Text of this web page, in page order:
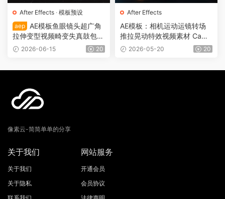
After Effects · 模板预设
aep
AE模板鱼眼镜头超广角
拉伸变型视频畸变失真鼓包效
果 Fisheye Lens Effects 010
2026-06-15 20
After Effects
AE模板：相机运动运镜转场
推拉晃动特效视频素材 Came
ra Movement 0099
2026-05-20 20
像素云-简简单单的分享
关于我们
关于我们
关于隐私
网站服务
开通会员
会员协议